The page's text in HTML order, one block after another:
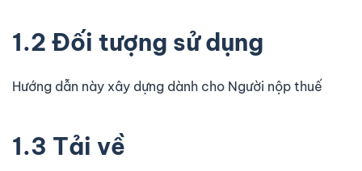
1.2 Đối tượng sử dụng
Hướng dẫn này xây dựng dành cho Người nộp thuế
1.3 Tải về